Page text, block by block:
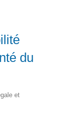
du
et